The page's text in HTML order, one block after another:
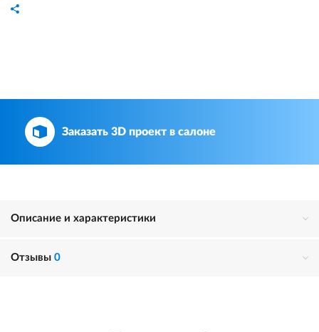
Заказать 3D проект в салоне
Описание и характеристики
Отзывы 0